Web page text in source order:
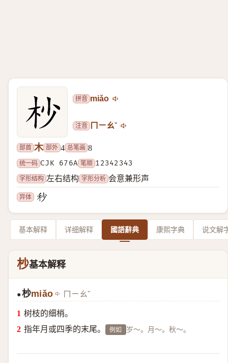
拼音 miǎo
注音 ㄇㄧㄠˇ
部首 木 部外 4 总笔画 8
统一码 CJK 676A 笔顺 12342343
字形结构 左右结构 字形分析 会意兼形声
异体
基本解释 详细解释 國語辭典 康熙字典 说文解
杪基本解释
●杪miǎo ㄇㄧㄠˇ
树枝的细梢。
指年月或四季的末尾。
例如 岁～。月～。秋～。